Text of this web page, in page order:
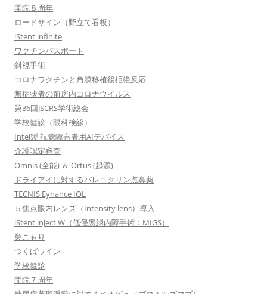
開院８周年
ロードサイン（野立て看板）
iStent infinite
ワクチンパスポート
斜視手術
コロナワクチンと角膜移植後拒絶反応
無症状者の前房内コロナウイルス
第36回JSCRS学術総会
学校健診（眼科検診）
Intel製 視覚障害者用AIデバイス
介護認定審査
Omnis (全能) ＆ Ortus (起源)
ドライアイに対するバレニクリン点鼻薬
TECNIS Eyhance IOL
５焦点眼内レンズ（Intensity lens）導入
iStent inject W（低侵襲緑内障手術：MIGS）
巣ごもり
つくばワイン
学校健診
開院７周年